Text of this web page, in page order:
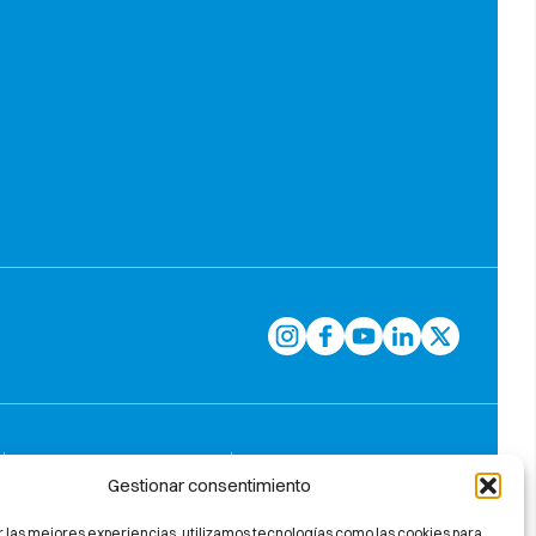
Gestionar consentimiento